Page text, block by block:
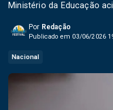
Ministério da Educação
Por Redação
Publicado em 03/06/2026
Nacional